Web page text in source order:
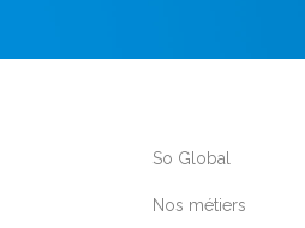
So Global
Nos métiers